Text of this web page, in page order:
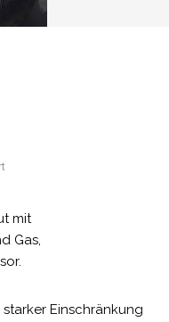
mit
Gas,
Einschränkung